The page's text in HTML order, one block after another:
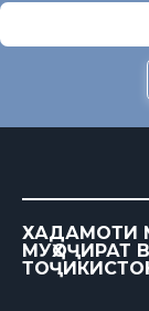
ХАДАМОТИ
МУҲОҶИРАТ